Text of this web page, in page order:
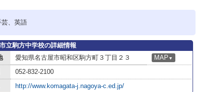
、英語
立駒方中学校の詳細情報
愛知県名古屋市昭和区駒方町３丁目２３ MAP ▼
052-832-2100
http://www.komagata-j.nagoya-c.ed.jp/